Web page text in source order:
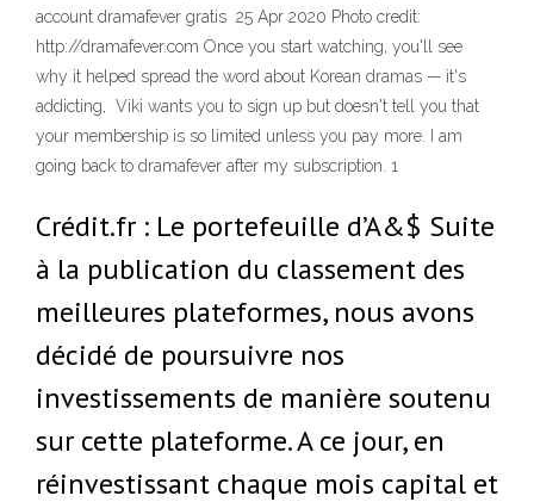
account dramafever gratis 25 Apr 2020 Photo credit:
http://dramafever.com Once you start watching, you'll see
why it helped spread the word about Korean dramas — it's
addicting, Viki wants you to sign up but doesn't tell you that
your membership is so limited unless you pay more. I am
going back to dramafever after my subscription. 1
Crédit.fr : Le portefeuille d’A&$ Suite
à la publication du classement des
meilleures plateformes, nous avons
décidé de poursuivre nos
investissements de manière soutenu
sur cette plateforme. A ce jour, en
réinvestissant chaque mois capital et